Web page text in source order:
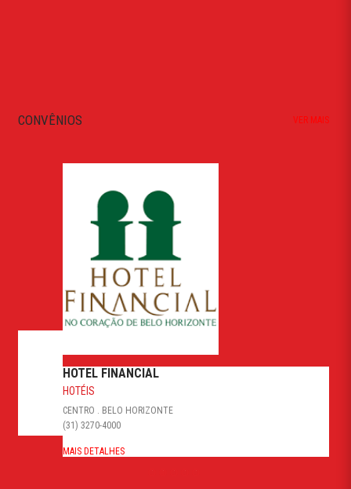
CONVÊNIOS VER MAIS
HOTEL FINANCIAL
CENTRO . BELO HORIZONTE
(31) 3270-4000
MAIS DETALHES